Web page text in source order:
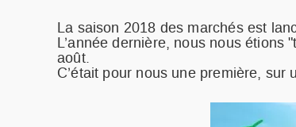
La saison 2018 des marchés est
L’année dernière, nous nous
août.
C’était pour nous une première,